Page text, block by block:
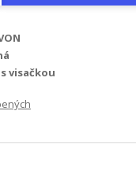
visačkou